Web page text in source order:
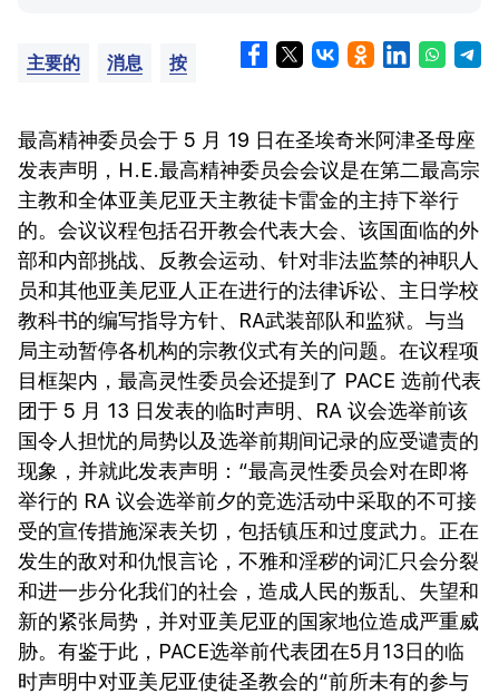
主要的 消息 按
最高精神委员会于 5 月 19 日在圣埃奇米阿津圣母座
发表声明，H.E.最高精神委员会会议是在第二最高宗
主教和全体亚美尼亚天主教徒卡雷金的主持下举行
的。会议议程包括召开教会代表大会、该国面临的外
部和内部挑战、反教会运动、针对非法监禁的神职人
员和其他亚美尼亚人正在进行的法律诉讼、主日学校
教科书的编写指导方针、RA武装部队和监狱。与当
局主动暂停各机构的宗教仪式有关的问题。在议程项
目框架内，最高灵性委员会还提到了 PACE 选前代表
团于 5 月 13 日发表的临时声明、RA 议会选举前该
国令人担忧的局势以及选举前期间记录的应受谴责的
现象，并就此发表声明：“最高灵性委员会对在即将
举行的 RA 议会选举前夕的竞选活动中采取的不可接
受的宣传措施深表关切，包括镇压和过度武力。正在
发生的敌对和仇恨言论，不雅和淫秽的词汇只会分裂
和进一步分化我们的社会，造成人民的叛乱、失望和
新的紧张局势，并对亚美尼亚的国家地位造成严重威
胁。有鉴于此，PACE选举前代表团在5月13日的临
时声明中对亚美尼亚使徒圣教会的“前所未有的参与